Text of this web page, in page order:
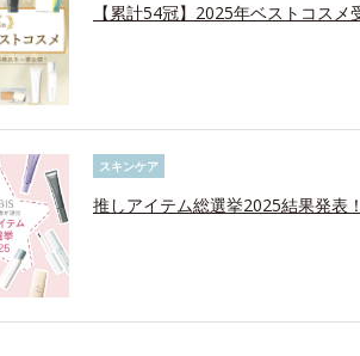
【累計54冠】2025年ベストコス
スキンケア
推しアイテム総選挙2025結果発表